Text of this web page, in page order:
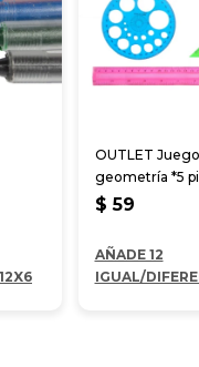
OUTLET
geometría *5
colores 30 cm
$ 59
AÑADE 12
IGUAL/